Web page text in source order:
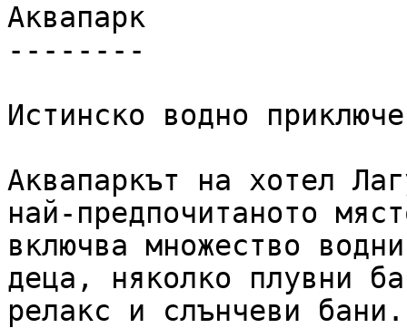
Аквапарк
--------
Истинско водно
Аквапаркът на хотел
най-предпочитаното
включва множество
деца, няколко плувни
релакс и слънчеви бани.